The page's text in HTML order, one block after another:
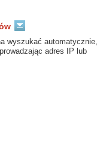
wyszukać automatycznie,
adres IP lub